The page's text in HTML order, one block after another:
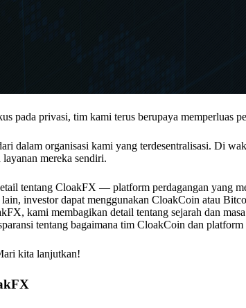
pada privasi, tim kami terus berupaya
dalam organisasi kami yang terdesentralisasi. Di
mereka sendiri.
tentang CloakFX — platform perdagangan yang
investor dapat menggunakan CloakCoin atau
kami membagikan detail tentang sejarah dan
tentang bagaimana tim CloakCoin dan
kita lanjutkan!